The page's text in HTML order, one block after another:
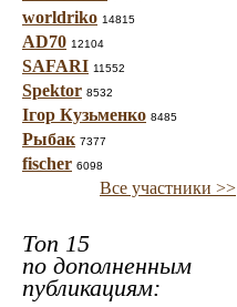
worldriko 14815
AD70 12104
SAFARI 11552
Spektor 8532
Ігор Кузьменко 8485
Рыбак 7377
fischer 6098
Все участники >>
Топ 15
по дополненным
публикациям: